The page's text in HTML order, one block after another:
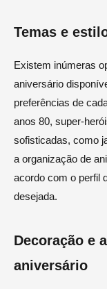
Temas e
Existem inúmeras
aniversário
preferências de
anos 80, super-
sofisticadas, como
a organização de
acordo com o perfil
desejada.
Decoração e
aniversário